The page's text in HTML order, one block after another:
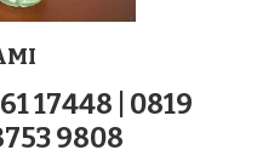
17448 | 0819
9808